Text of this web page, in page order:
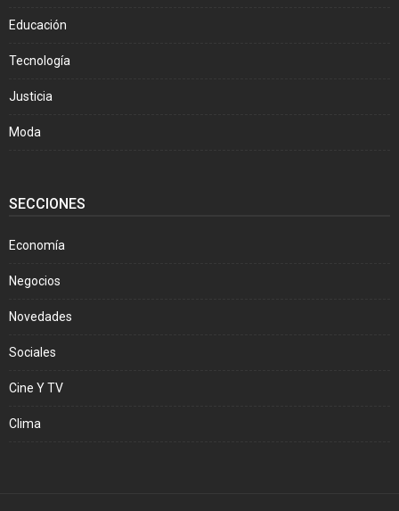
Educación
Tecnología
Justicia
Moda
SECCIONES
Economía
Negocios
Novedades
Sociales
Cine Y TV
Clima